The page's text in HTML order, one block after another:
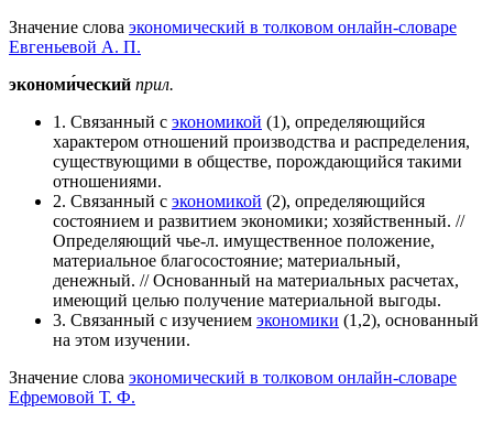
Значение слова экономический в толковом онлайн-словаре
Евгеньевой А. П.
экономи́ческий прил.
1. Связанный с экономикой (1), определяющийся
характером отношений производства и распределения,
существующими в обществе, порождающийся такими
отношениями.
2. Связанный с экономикой (2), определяющийся
состоянием и развитием экономики; хозяйственный. //
Определяющий чье-л. имущественное положение,
материальное благосостояние; материальный,
денежный. // Основанный на материальных расчетах,
имеющий целью получение материальной выгоды.
3. Связанный с изучением экономики (1,2), основанный
на этом изучении.
Значение слова экономический в толковом онлайн-словаре
Ефремовой Т. Ф.